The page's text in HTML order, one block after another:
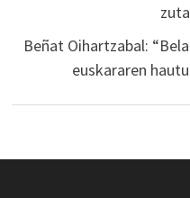
Beñat Oihartzabal:
euskararen